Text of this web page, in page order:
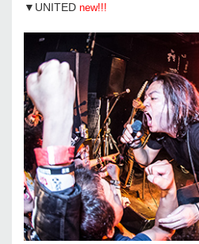
▼UNITED new!!!